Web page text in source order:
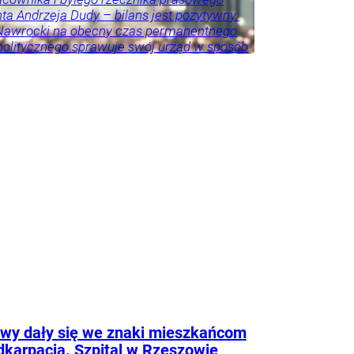
Andrzeja Dudy – bilans jest pozytywny:
na obecny czas permanentnego
sprawuje swój urząd w sposób
dały się we znaki mieszkańcom
Szpital w Rzeszowie